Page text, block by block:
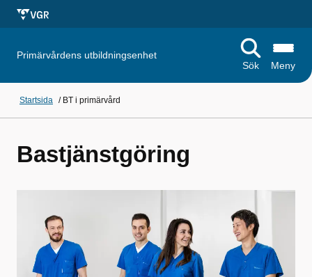
Primärvårdens utbildningsenhet
Sök
Meny
Startsida / BT i primärvård
Bastjänstgöring